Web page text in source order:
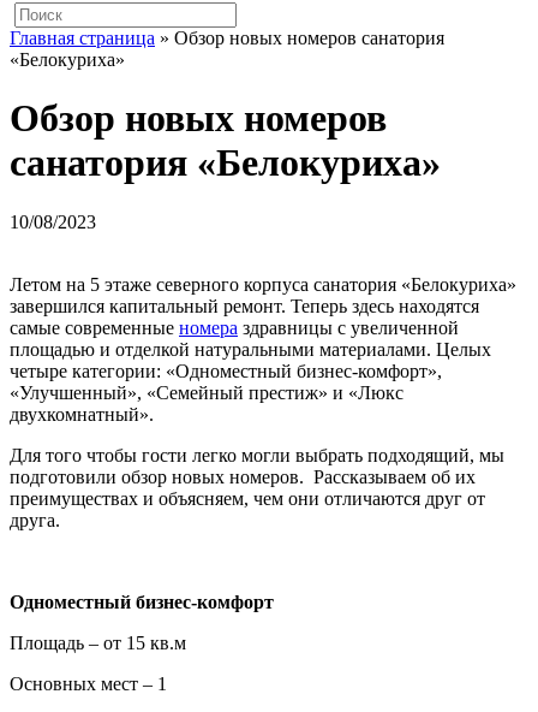
Главная страница » Обзор новых номеров санатория
«Белокуриха»
Обзор новых номеров
санатория «Белокуриха»
10/08/2023
Летом на 5 этаже северного корпуса санатория «Белокуриха»
завершился капитальный ремонт. Теперь здесь находятся
самые современные номера здравницы с увеличенной
площадью и отделкой натуральными материалами. Целых
четыре категории: «Одноместный бизнес-комфорт»,
«Улучшенный», «Семейный престиж» и «Люкс
двухкомнатный».
Для того чтобы гости легко могли выбрать подходящий, мы
подготовили обзор новых номеров. Рассказываем об их
преимуществах и объясняем, чем они отличаются друг от
друга.
Одноместный бизнес-комфорт
Площадь – от 15 кв.м
Основных мест – 1